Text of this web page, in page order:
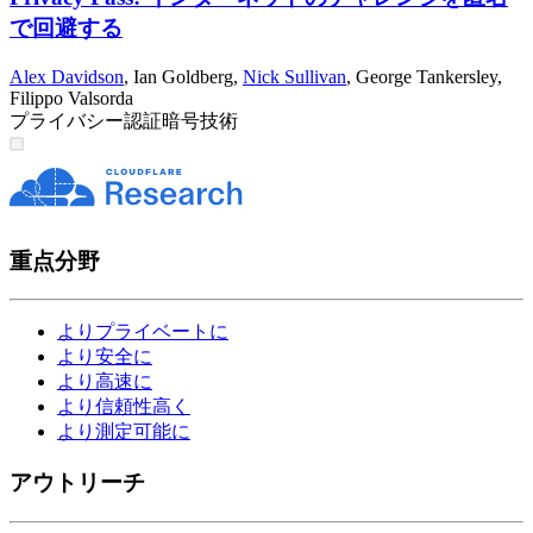
で回避する
Alex Davidson, Ian Goldberg, Nick Sullivan, George Tankersley,
Filippo Valsorda
プライバシー認証暗号技術
重点分野
よりプライベートに
より安全に
より高速に
より信頼性高く
より測定可能に
アウトリーチ